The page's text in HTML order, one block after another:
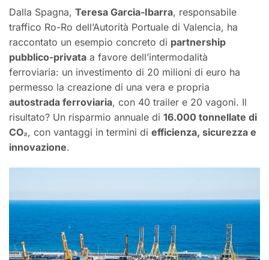
Dalla Spagna, Teresa Garcia-Ibarra, responsabile
traffico Ro-Ro dell’Autorità Portuale di Valencia, ha
raccontato un esempio concreto di partnership
pubblico-privata a favore dell’intermodalità
ferroviaria: un investimento di 20 milioni di euro ha
permesso la creazione di una vera e propria
autostrada ferroviaria, con 40 trailer e 20 vagoni. Il
risultato? Un risparmio annuale di 16.000 tonnellate di
CO₂, con vantaggi in termini di efficienza, sicurezza e
innovazione.